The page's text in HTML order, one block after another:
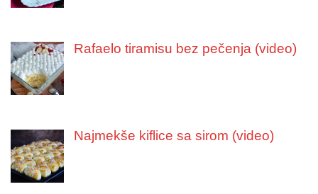
Rafaelo tiramisu bez pečenja (video)
Najmekše kiflice sa sirom (video)